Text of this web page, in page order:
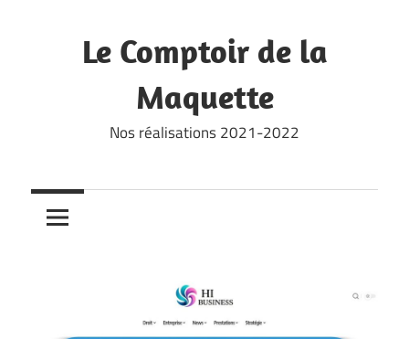
Le Comptoir de la
Maquette
Nos réalisations 2021-2022